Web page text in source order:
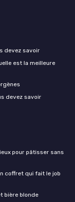
devez savoir
est la meilleure
devez savoir
pour pâtisser sans
coffret qui fait le job
bière blonde